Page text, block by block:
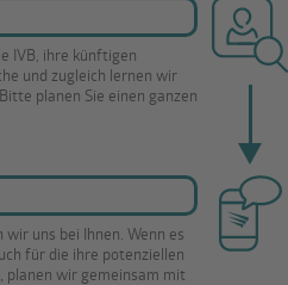
IVB, ihre künftigen
und zugleich lernen wir
planen Sie einen ganzen
uns bei Ihnen. Wenn es
für die ihre potenziellen
planen wir gemeinsam mit